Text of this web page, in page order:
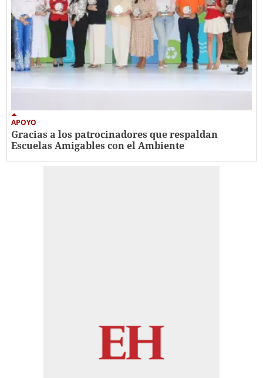
APOYO
Gracias a los patrocinadores que respaldan
Escuelas Amigables con el Ambiente